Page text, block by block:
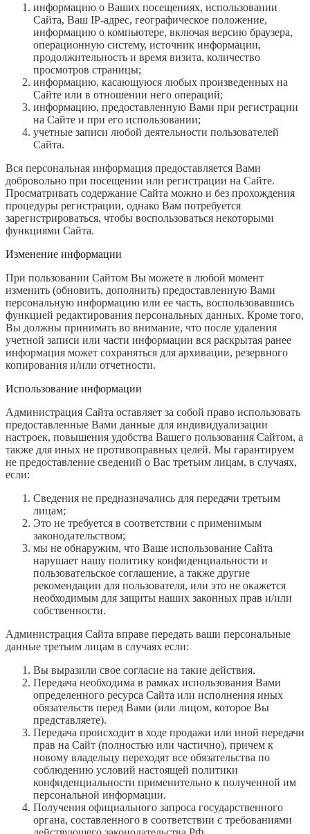
информацию о Ваших посещениях, использовании
Сайта, Ваш IP-адрес, географическое положение,
информацию о компьютере, включая версию браузера,
операционную систему, источник информации,
продолжительность и время визита, количество
просмотров страницы;
информацию, касающуюся любых произведенных на
Сайте или в отношении него операций;
информацию, предоставленную Вами при регистрации
на Сайте и при его использовании;
учетные записи любой деятельности пользователей
Сайта.
Вся персональная информация предоставляется Вами
добровольно при посещении или регистрации на Сайте.
Просматривать содержание Сайта можно и без прохождения
процедуры регистрации, однако Вам потребуется
зарегистрироваться, чтобы воспользоваться некоторыми
функциями Сайта.
Изменение информации
При пользовании Сайтом Вы можете в любой момент
изменить (обновить, дополнить) предоставленную Вами
персональную информацию или ее часть, воспользовавшись
функцией редактирования персональных данных. Кроме того,
Вы должны принимать во внимание, что после удаления
учетной записи или части информации вся раскрытая ранее
информация может сохраняться для архивации, резервного
копирования и/или отчетности.
Использование информации
Администрация Сайта оставляет за собой право использовать
предоставленные Вами данные для индивидуализации
настроек, повышения удобства Вашего пользования Сайтом, а
также для иных не противоправных целей. Мы гарантируем
не предоставление сведений о Вас третьим лицам, в случаях,
если:
Сведения не предназначались для передачи третьим
лицам;
Это не требуется в соответствии с применимым
законодательством;
мы не обнаружим, что Ваше использование Сайта
нарушает нашу политику конфиденциальности и
пользовательское соглашение, а также другие
рекомендации для пользователя, или это не окажется
необходимым для защиты наших законных прав и/или
собственности.
Администрация Сайта вправе передать ваши персональные
данные третьим лицам в случаях если:
Вы выразили свое согласие на такие действия.
Передача необходима в рамках использования Вами
определенного ресурса Сайта или исполнения иных
обязательств перед Вами (или лицом, которое Вы
представляете).
Передача происходит в ходе продажи или иной передачи
прав на Сайт (полностью или частично), причем к
новому владельцу переходят все обязательства по
соблюдению условий настоящей политики
конфиденциальности применительно к полученной им
персональной информации.
Получения официального запроса государственного
органа, составленного в соответствии с требованиями